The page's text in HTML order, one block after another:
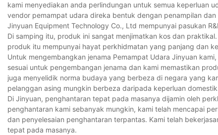
kami menyediakan anda perlindungan untuk semua keperluan
vendor pemampat udara direka bentuk dengan penampilan
Jinyuan Equipment Technology Co., Ltd mempunyai pasukan
Di samping itu, produk ini sangat menjimatkan kos dan
produk itu mempunyai hayat perkhidmatan yang panjang dan
Untuk mengembangkan jenama Pemampat Udara Jinyuan
sesuai untuk pengembangan jenama dan kami memastikan
juga menyelidik norma budaya yang berbeza di negara yang
pelanggan asing mungkin berbeza daripada keperluan
Di Jinyuan, penghantaran tepat pada masanya dijamin oleh
penghantaran kami sebanyak mungkin, kami telah mencapai
dan penyelesaian penghantaran terpantas. Kami telah
tepat pada masanya.